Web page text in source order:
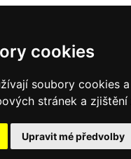
cookies
soubory cookies
stránek a
Upravit mé předvolby